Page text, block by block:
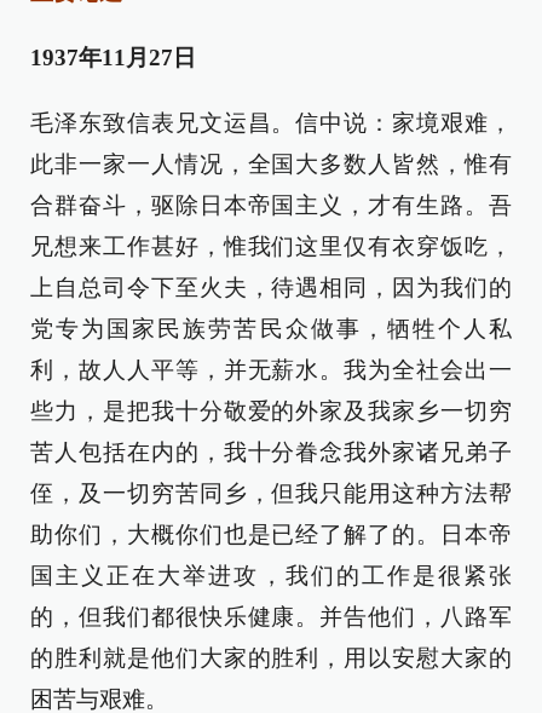
1937年11月27日
毛泽东致信表兄文运昌。信中说：家境艰难，
此非一家一人情况，全国大多数人皆然，惟有
合群奋斗，驱除日本帝国主义，才有生路。吾
兄想来工作甚好，惟我们这里仅有衣穿饭吃，
上自总司令下至火夫，待遇相同，因为我们的
党专为国家民族劳苦民众做事，牺牲个人私
利，故人人平等，并无薪水。我为全社会出一
些力，是把我十分敬爱的外家及我家乡一切穷
苦人包括在内的，我十分眷念我外家诸兄弟子
侄，及一切穷苦同乡，但我只能用这种方法帮
助你们，大概你们也是已经了解了的。日本帝
国主义正在大举进攻，我们的工作是很紧张
的，但我们都很快乐健康。并告他们，八路军
的胜利就是他们大家的胜利，用以安慰大家的
困苦与艰难。